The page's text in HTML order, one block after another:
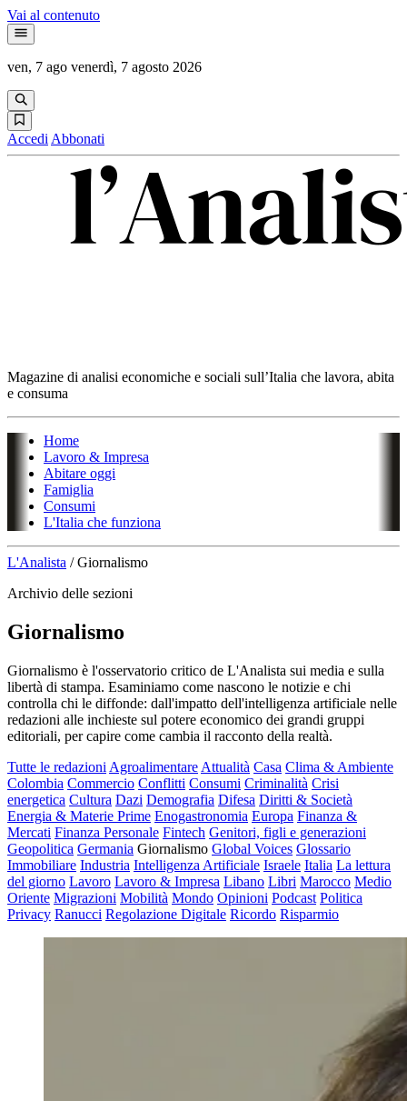
Vai al contenuto
ven, 7 ago venerdì, 7 agosto 2026
Accedi Abbonati
Magazine di analisi economiche e sociali sull’Italia che lavora, abita
e consuma
Home
Lavoro & Impresa
Abitare oggi
Famiglia
Consumi
L'Italia che funziona
L'Analista / Giornalismo
Archivio delle sezioni
Giornalismo
Giornalismo è l'osservatorio critico de L'Analista sui media e sulla
libertà di stampa. Esaminiamo come nascono le notizie e chi
controlla chi le diffonde: dall'impatto dell'intelligenza artificiale nelle
redazioni alle inchieste sul potere economico dei grandi gruppi
editoriali, per capire come cambia il racconto della realtà.
Tutte le redazioni Agroalimentare Attualità Casa Clima & Ambiente
Colombia Commercio Conflitti Consumi Criminalità Crisi
energetica Cultura Dazi Demografia Difesa Diritti & Società
Energia & Materie Prime Enogastronomia Europa Finanza &
Mercati Finanza Personale Fintech Genitori, figli e generazioni
Geopolitica Germania Giornalismo Global Voices Glossario
Immobiliare Industria Intelligenza Artificiale Israele Italia La lettura
del giorno Lavoro Lavoro & Impresa Libano Libri Marocco Medio
Oriente Migrazioni Mobilità Mondo Opinioni Podcast Politica
Privacy Ranucci Regolazione Digitale Ricordo Risparmio